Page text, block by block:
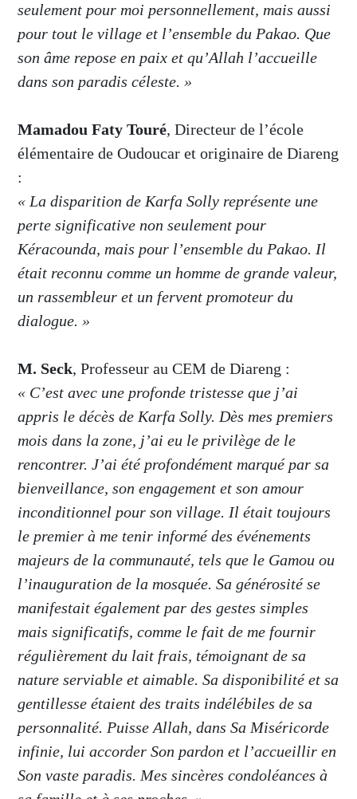
seulement pour moi personnellement, mais aussi
pour tout le village et l’ensemble du Pakao. Que
son âme repose en paix et qu’Allah l’accueille
dans son paradis céleste. »
Mamadou Faty Touré, Directeur de l’école
élémentaire de Oudoucar et originaire de Diareng
:
« La disparition de Karfa Solly représente une
perte significative non seulement pour
Kéracounda, mais pour l’ensemble du Pakao. Il
était reconnu comme un homme de grande valeur,
un rassembleur et un fervent promoteur du
dialogue. »
M. Seck, Professeur au CEM de Diareng :
« C’est avec une profonde tristesse que j’ai
appris le décès de Karfa Solly. Dès mes premiers
mois dans la zone, j’ai eu le privilège de le
rencontrer. J’ai été profondément marqué par sa
bienveillance, son engagement et son amour
inconditionnel pour son village. Il était toujours
le premier à me tenir informé des événements
majeurs de la communauté, tels que le Gamou ou
l’inauguration de la mosquée. Sa générosité se
manifestait également par des gestes simples
mais significatifs, comme le fait de me fournir
régulièrement du lait frais, témoignant de sa
nature serviable et aimable. Sa disponibilité et sa
gentillesse étaient des traits indélébiles de sa
personnalité. Puisse Allah, dans Sa Miséricorde
infinie, lui accorder Son pardon et l’accueillir en
Son vaste paradis. Mes sincères condoléances à